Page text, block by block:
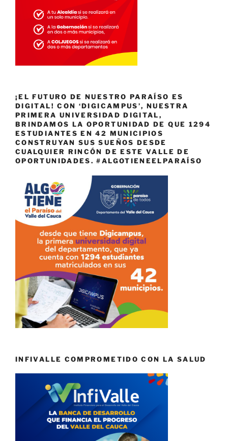
¡EL FUTURO DE NUESTRO PARAÍSO ES
DIGITAL! CON ‘DIGICAMPUS’, NUESTRA
PRIMERA UNIVERSIDAD DIGITAL,
BRINDAMOS LA OPORTUNIDAD DE QUE 1294
ESTUDIANTES EN 42 MUNICIPIOS
CONSTRUYAN SUS SUEÑOS DESDE
CUALQUIER RINCÓN DE ESTE VALLE DE
OPORTUNIDADES. #ALGOTIENEELPARAÍSO
INFIVALLE COMPROMETIDO CON LA SALUD